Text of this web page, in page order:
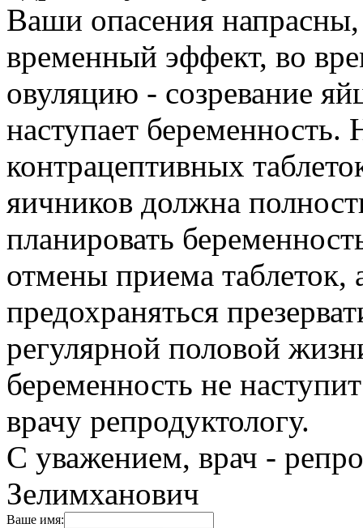
Ваши опасения
временный эффект, во
овуляцию - созревание
наступает
контрацептивных
яичников должна
планировать
отмены приема таблеток,
предохраняться
регулярной половой
беременность не
врачу репродуктологу.
С уважением, врач -
Зелимханович
Ваше имя: